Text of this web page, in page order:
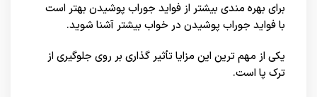
برای بهره مندی بیشتر از فواید جوراب پوشیدن بهتر است
با فواید جوراب پوشیدن در خواب بیشتر آشنا شوید.
یکی از مهم ترین این مزایا تأثیر گذاری بر روی جلوگیری از
ترک پا است.